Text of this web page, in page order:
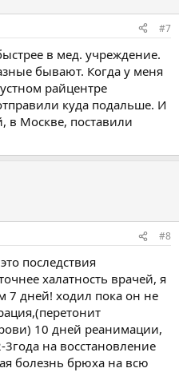
#7
в мед. учреждение.
бывают. Когда у меня
райцентре
куда подальше. И
в Москве, поставили
#8
последствия
халатность врачей, я
7 дней! ходил пока он не
10 дней реанимации,
на восстановление
болезнь брюха на всю